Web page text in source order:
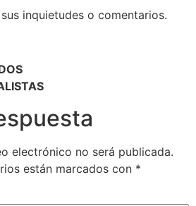
inquietudes o comentarios.
electrónico no será publicada.
están marcados con *